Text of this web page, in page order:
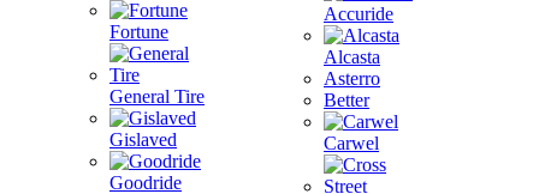
Fortune
General Tire
Gislaved
Goodride
Accuride
Alcasta
Asterro
Better
Carwel